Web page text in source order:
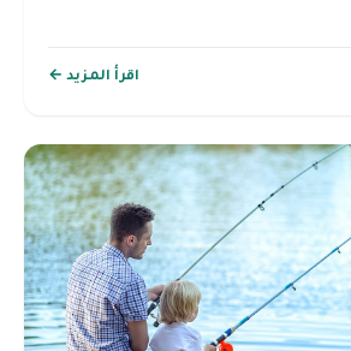
اقرأ المزيد ←